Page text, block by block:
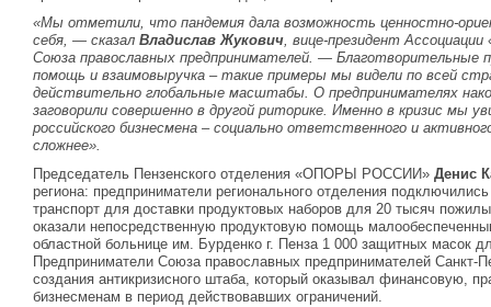
«Мы отметили, что пандемия дала возможность ценностно-
себя, — сказал Владислав Жукович, вице-президент
Союза православных предпринимателей. — Благотворительные
помощь и взаимовыручка – такие примеры мы видели по всей
действительно глобальные масштабы. О предпринимателях
заговорили совершенно в другой риторике. Именно в кризис мы
российского бизнесмена – социально ответственного и
сложнее».
Председатель Пензенского отделения «ОПОРЫ РОССИИ» Денис
региона: предприниматели регионального отделения
транспорт для доставки продуктовых наборов для 20 тысяч
оказали непосредственную продуктовую помощь
областной больнице им. Бурденко г. Пенза 1 000 защитных масок
Предприниматели Союза православных предпринимателей Санкт-
создания антикризисного штаба, который оказывал финансовую,
бизнесменам в период действовавших ограничений.